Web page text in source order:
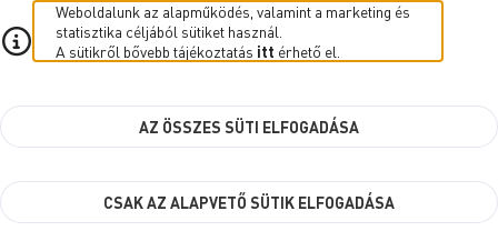
Weboldalunk az alapműködés, valamint a marketing és
statisztika céljából sütiket használ.
A sütikről bővebb tájékoztatás itt érhető el.
AZ ÖSSZES SÜTI ELFOGADÁSA
CSAK AZ ALAPVETŐ SÜTIK ELFOGADÁSA